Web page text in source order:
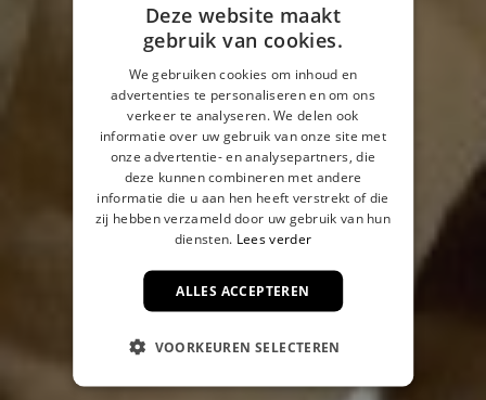
Deze website maakt
gebruik van cookies.
We gebruiken cookies om inhoud en
advertenties te personaliseren en om ons
verkeer te analyseren. We delen ook
informatie over uw gebruik van onze site met
onze advertentie- en analysepartners, die
deze kunnen combineren met andere
informatie die u aan hen heeft verstrekt of die
zij hebben verzameld door uw gebruik van hun
diensten. Lees verder
ALLES ACCEPTEREN
VOORKEUREN SELECTEREN